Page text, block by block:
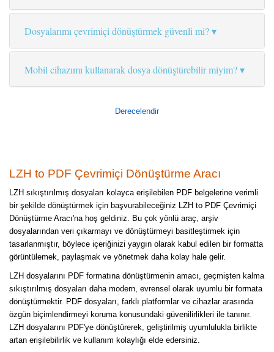
Dosyalarımı çevrimiçi dönüştürmek güvenli mi?
Mobil cihazımı kullanarak dosya dönüştürebilir miyim?
Derecelendir
LZH to PDF Çevrimiçi Dönüştürme Aracı
LZH sıkıştırılmış dosyaları kolayca erişilebilen PDF belgelerine verimli
bir şekilde dönüştürmek için başvurabileceğiniz LZH to PDF Çevrimiçi
Dönüştürme Aracı'na hoş geldiniz. Bu çok yönlü araç, arşiv
dosyalarından veri çıkarmayı ve dönüştürmeyi basitleştirmek için
tasarlanmıştır, böylece içeriğinizi yaygın olarak kabul edilen bir formatta
görüntülemek, paylaşmak ve yönetmek daha kolay hale gelir.
LZH dosyalarını PDF formatına dönüştürmenin amacı, geçmişten kalma
sıkıştırılmış dosyaları daha modern, evrensel olarak uyumlu bir formata
dönüştürmektir. PDF dosyaları, farklı platformlar ve cihazlar arasında
özgün biçimlendirmeyi koruma konusundaki güvenilirlikleri ile tanınır.
LZH dosyalarını PDF'ye dönüştürerek, geliştirilmiş uyumlulukla birlikte
artan erişilebilirlik ve kullanım kolaylığı elde edersiniz.